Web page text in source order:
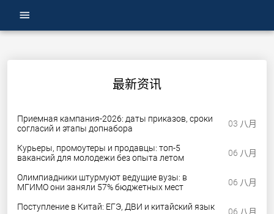
menu
最新资讯
Приемная кампания-2026: даты приказов, сроки
согласий и этапы допнабора
03 八月
Курьеры, промоутеры и продавцы: топ-5
вакансий для молодежи без опыта летом
06 八月
Олимпиадники штурмуют ведущие вузы: в
МГИМО они заняли 57% бюджетных мест
06 八月
Поступление в Китай: ЕГЭ, ДВИ и китайский язык
06 八月